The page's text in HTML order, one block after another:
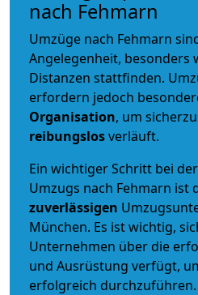
nach Fehmarn
Umzüge nach Fehmarn
Angelegenheit, besonders
Distanzen stattfinden.
erfordern jedoch
Organisation, um
reibungslosverläuft.
Ein wichtiger Schritt bei
Umzugs nach Fehmarn ist
zuverlässigen
München. Es ist wichtig,
Unternehmen über die
und Ausrüstung verfügt,
erfolgreich durchzuführen.